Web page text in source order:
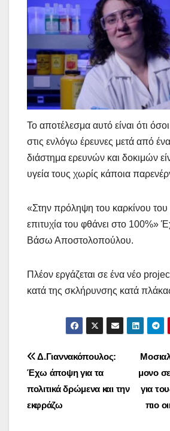
Το αποτέλεσμα αυτό είναι ότι
στις ενλόγω έρευνες μετά από
διάστημα ερευνών και δοκιμών
υγεία τους χωρίς κάποια
«Στην πρόληψη του καρκίνου
επιτυχία του φθάνει στο 100%»
Βάσω Αποστολοπούλου.
Πλέον εργάζεται σε ένα νέο
κατά της σκλήρυνσης κατά
Πλοήγηση
άρθρων
μονο
για
πιο
Δ.Γιαννακόπουλος:
Έχω άποψη για τα
πολιτικά δρώμενα και την
εκφράζω